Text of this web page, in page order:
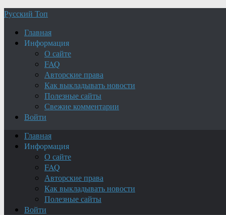
Русский Топ
Главная
Информация
О сайте
FAQ
Авторские права
Как выкладывать новости
Полезные сайты
Свежие комментарии
Войти
Главная
Информация
О сайте
FAQ
Авторские права
Как выкладывать новости
Полезные сайты
Войти